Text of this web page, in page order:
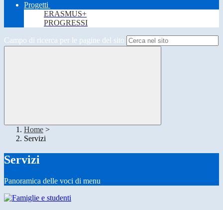
Progetti
ERASMUS+
PROGRESSI
Campo di ricerca per le pagine del sito
Home >
Servizi
Servizi
Panoramica delle voci di menu